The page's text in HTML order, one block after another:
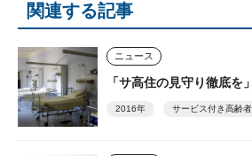
関連する記事
ニュース
「サ高住の見守り徹底を
2016年 サービス付き高齢